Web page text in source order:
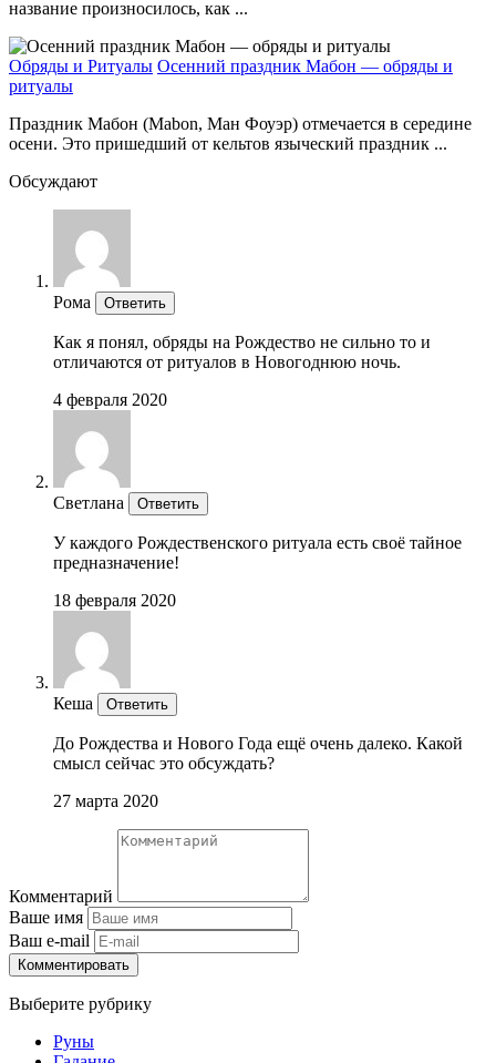
название произносилось, как ...
Обряды и Ритуалы Осенний праздник Мабон — обряды и
ритуалы
Праздник Мабон (Mabon, Ман Фоуэр) отмечается в середине
осени. Это пришедший от кельтов языческий праздник ...
Обсуждают
Рома Ответить
Как я понял, обряды на Рождество не сильно то и
отличаются от ритуалов в Новогоднюю ночь.
4 февраля 2020
Светлана Ответить
У каждого Рождественского ритуала есть своё тайное
предназначение!
18 февраля 2020
Кеша Ответить
До Рождества и Нового Года ещё очень далеко. Какой
смысл сейчас это обсуждать?
27 марта 2020
Комментарий
Ваше имя
Ваш e-mail
Комментировать
Выберите рубрику
Руны